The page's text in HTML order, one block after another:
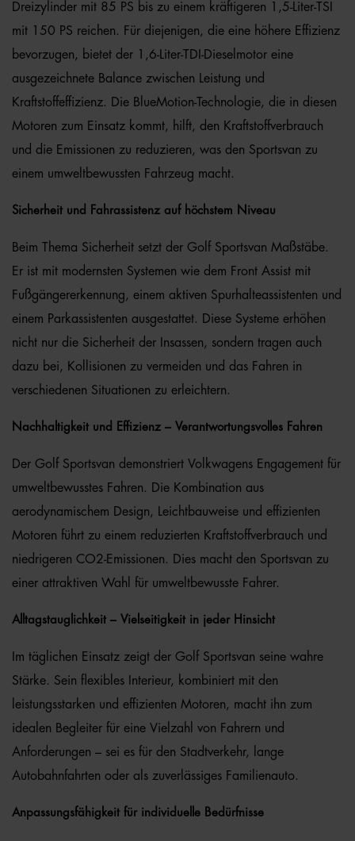
Dreizylinder mit 85 PS bis zu einem kräftigeren 1,5-Liter-TSI
mit 150 PS reichen. Für diejenigen, die eine höhere Effizienz
bevorzugen, bietet der 1,6-Liter-TDI-Dieselmotor eine
ausgezeichnete Balance zwischen Leistung und
Kraftstoffeffizienz. Die BlueMotion-Technologie, die in diesen
Motoren zum Einsatz kommt, hilft, den Kraftstoffverbrauch
und die Emissionen zu reduzieren, was den Sportsvan zu
einem umweltbewussten Fahrzeug macht.
Sicherheit und Fahrassistenz auf höchstem Niveau
Beim Thema Sicherheit setzt der Golf Sportsvan Maßstäbe.
Er ist mit modernsten Systemen wie dem Front Assist mit
Fußgängererkennung, einem aktiven Spurhalteassistenten und
einem Parkassistenten ausgestattet. Diese Systeme erhöhen
nicht nur die Sicherheit der Insassen, sondern tragen auch
dazu bei, Kollisionen zu vermeiden und das Fahren in
verschiedenen Situationen zu erleichtern.
Nachhaltigkeit und Effizienz – Verantwortungsvolles Fahren
Der Golf Sportsvan demonstriert Volkwagens Engagement für
umweltbewusstes Fahren. Die Kombination aus
aerodynamischem Design, Leichtbauweise und effizienten
Motoren führt zu einem reduzierten Kraftstoffverbrauch und
niedrigeren CO2-Emissionen. Dies macht den Sportsvan zu
einer attraktiven Wahl für umweltbewusste Fahrer.
Alltagstauglichkeit – Vielseitigkeit in jeder Hinsicht
Im täglichen Einsatz zeigt der Golf Sportsvan seine wahre
Stärke. Sein flexibles Interieur, kombiniert mit den
leistungsstarken und effizienten Motoren, macht ihn zum
idealen Begleiter für eine Vielzahl von Fahrern und
Anforderungen – sei es für den Stadtverkehr, lange
Autobahnfahrten oder als zuverlässiges Familienauto.
Anpassungsfähigkeit für individuelle Bedürfnisse